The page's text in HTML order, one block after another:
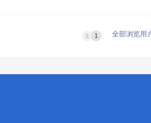
1 全部浏览用